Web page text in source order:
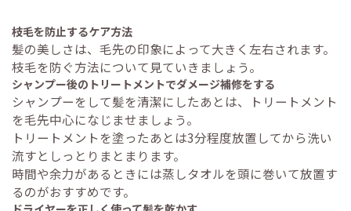
枝毛を防止するケア方法
髪の美しさは、毛先の印象によって大きく左右されます。
枝毛を防ぐ方法について見ていきましょう。
シャンプー後のトリートメントでダメージ補修をする
シャンプーをして髪を清潔にしたあとは、トリートメント
を毛先中心になじませましょう。
トリートメントを塗ったあとは3分程度放置してから洗い
流すとしっとりまとまります。
時間や余力があるときには蒸しタオルを頭に巻いて放置す
るのがおすすめです。